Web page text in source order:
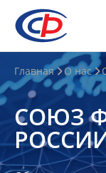
О
нас
О
СФР
Совет
Главная О нас
СОЮЗ